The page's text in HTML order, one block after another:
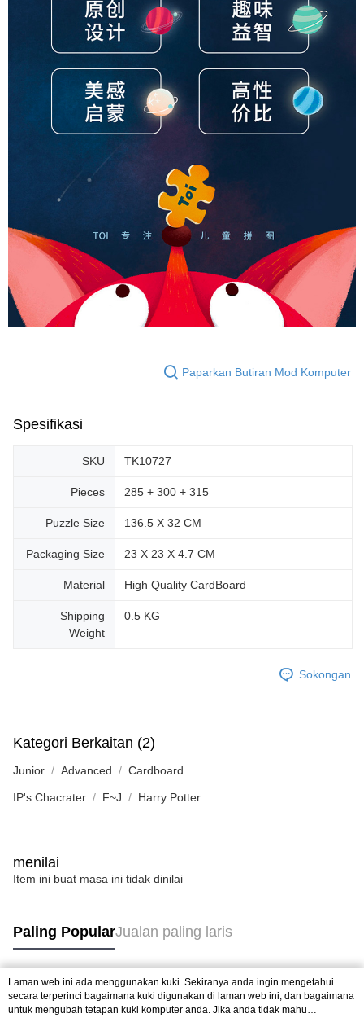
Paparkan Butiran Mod Komputer
Spesifikasi
SKU TK10727
Pieces 285 + 300 + 315
Puzzle Size 136.5 X 32 CM
Packaging Size 23 X 23 X 4.7 CM
Material High Quality CardBoard
Shipping
Weight
0.5 KG
Sokongan
Kategori Berkaitan (2)
Junior Advanced Cardboard
IP's Chacrater F~J Harry Potter
menilai
Item ini buat masa ini tidak dinilai
Paling PopularJualan paling laris
Tag Popular
Laman web ini ada menggunakan kuki. Sekiranya anda ingin mengetahui
secara terperinci bagaimana kuki digunakan di laman web ini, dan bagaimana
untuk mengubah tetapan kuki komputer anda. Jika anda tidak mahu